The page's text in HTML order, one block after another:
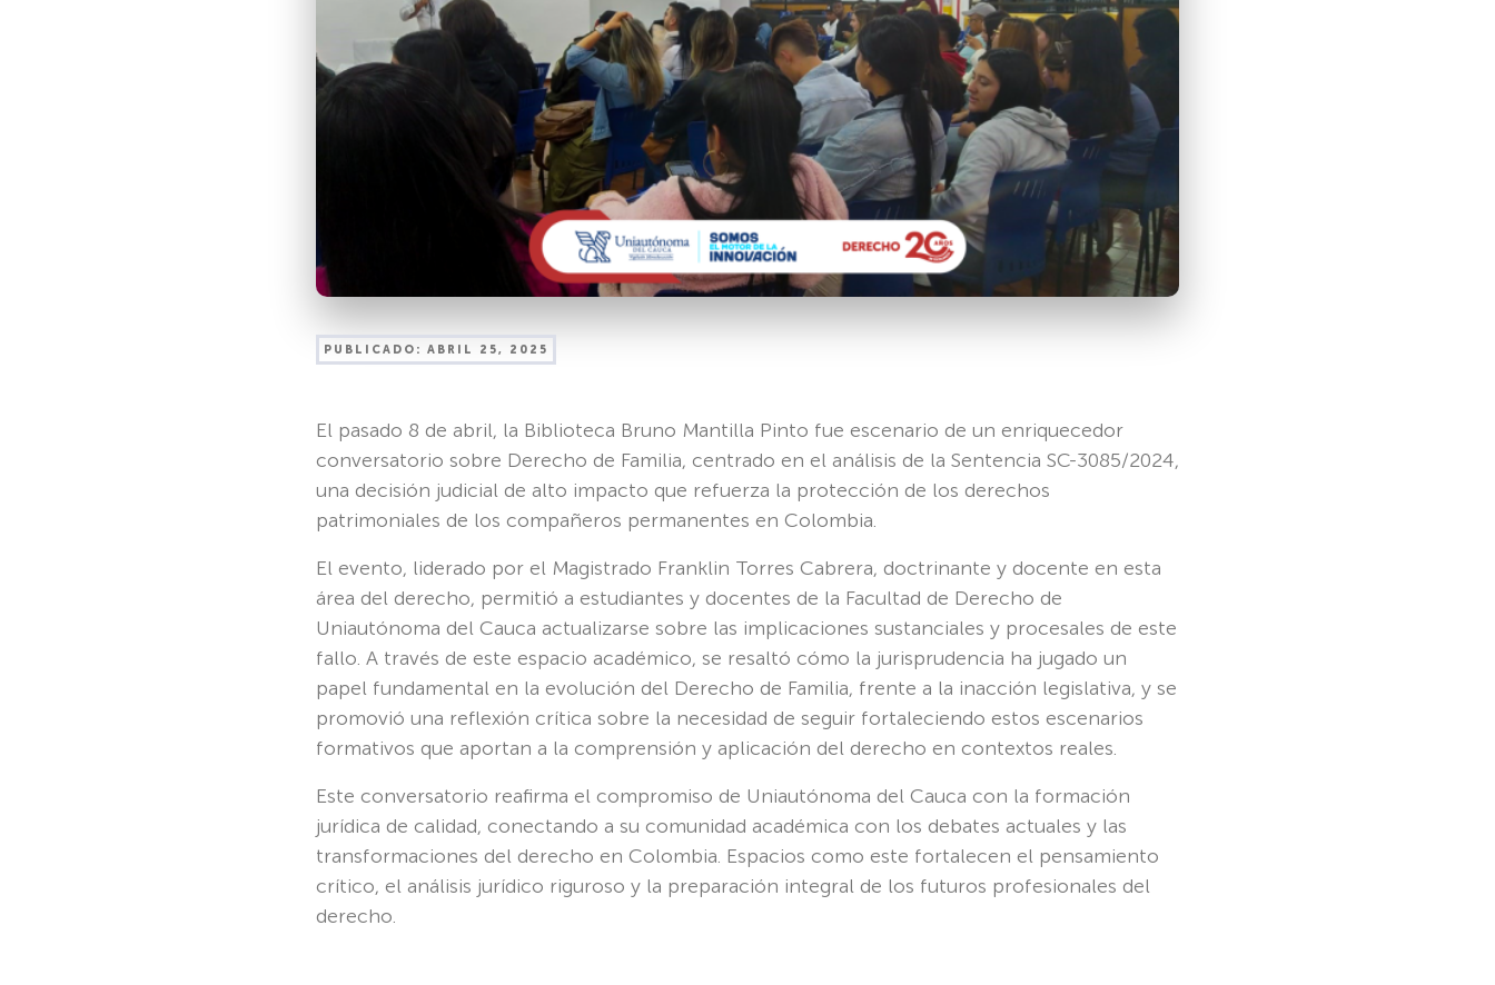
PUBLICADO: ABRIL 25, 2025
El pasado 8 de abril, la Biblioteca Bruno Mantilla Pinto fue escenario de un enriquecedor
conversatorio sobre Derecho de Familia, centrado en el análisis de la Sentencia SC-3085/2024,
una decisión judicial de alto impacto que refuerza la protección de los derechos
patrimoniales de los compañeros permanentes en Colombia.
El evento, liderado por el Magistrado Franklin Torres Cabrera, doctrinante y docente en esta
área del derecho, permitió a estudiantes y docentes de la Facultad de Derecho de
Uniautónoma del Cauca actualizarse sobre las implicaciones sustanciales y procesales de este
fallo. A través de este espacio académico, se resaltó cómo la jurisprudencia ha jugado un
papel fundamental en la evolución del Derecho de Familia, frente a la inacción legislativa, y se
promovió una reflexión crítica sobre la necesidad de seguir fortaleciendo estos escenarios
formativos que aportan a la comprensión y aplicación del derecho en contextos reales.
Este conversatorio reafirma el compromiso de Uniautónoma del Cauca con la formación
jurídica de calidad, conectando a su comunidad académica con los debates actuales y las
transformaciones del derecho en Colombia. Espacios como este fortalecen el pensamiento
crítico, el análisis jurídico riguroso y la preparación integral de los futuros profesionales del
derecho.